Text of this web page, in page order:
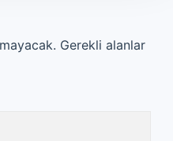
Gerekli alanlar